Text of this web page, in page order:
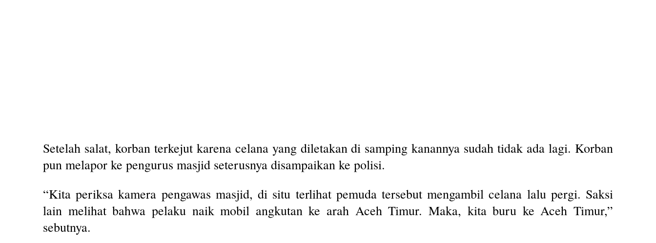
Setelah salat, korban terkejut karena celana yang diletakan di samping kanannya sudah tidak ada lagi. Korban
pun melapor ke pengurus masjid seterusnya disampaikan ke polisi.
“Kita periksa kamera pengawas masjid, di situ terlihat pemuda tersebut mengambil celana lalu pergi. Saksi
lain melihat bahwa pelaku naik mobil angkutan ke arah Aceh Timur. Maka, kita buru ke Aceh Timur,”
sebutnya.